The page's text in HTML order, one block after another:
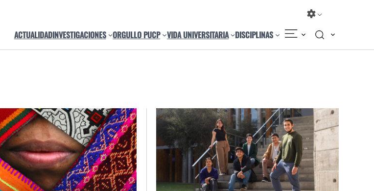
ACTUALIDADINVESTIGACIONES ORGULLO PUCP VIDA UNIVERSITARIA DISCIPLINAS